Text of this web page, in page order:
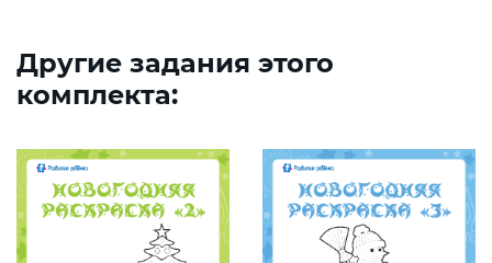
Другие задания этого
комплекта: